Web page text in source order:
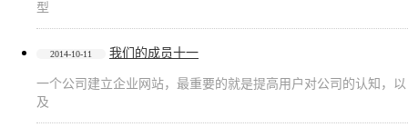
型
2014-10-11 我们的成员十一
一个公司建立企业网站，最重要的就是提高用户对公司的认知，以
及